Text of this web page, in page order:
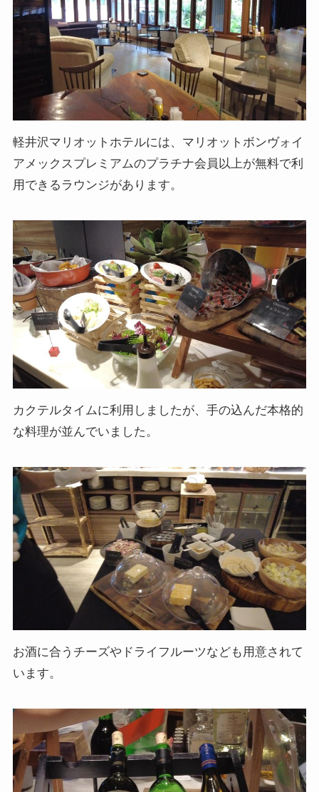
軽井沢マリオットホテルには、マリオットボンヴォイ
アメックスプレミアムのプラチナ会員以上が無料で利
用できるラウンジがあります。
カクテルタイムに利用しましたが、手の込んだ本格的
な料理が並んでいました。
お酒に合うチーズやドライフルーツなども用意されて
います。